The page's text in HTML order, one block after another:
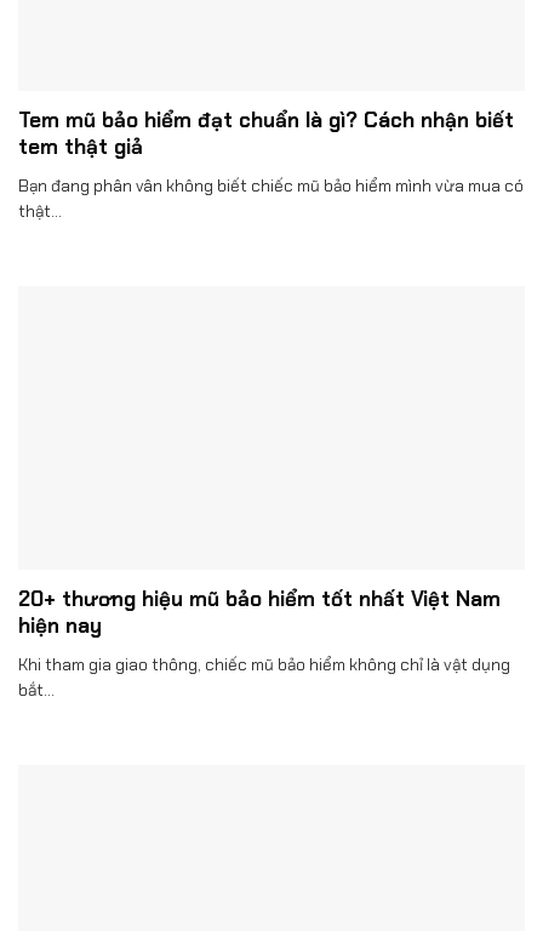
Tem mũ bảo hiểm đạt chuẩn là gì? Cách nhận biết
tem thật giả
Bạn đang phân vân không biết chiếc mũ bảo hiểm mình vừa mua có
thật...
20+ thương hiệu mũ bảo hiểm tốt nhất Việt Nam
hiện nay
Khi tham gia giao thông, chiếc mũ bảo hiểm không chỉ là vật dụng
bắt...